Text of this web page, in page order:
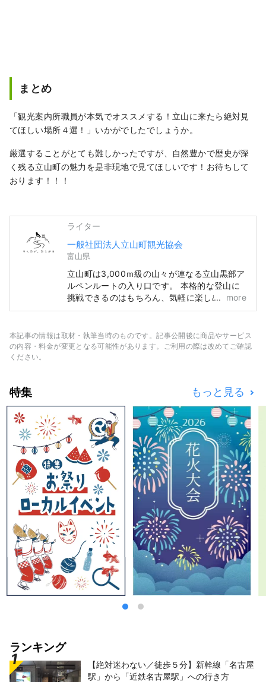
まとめ
「観光案内所職員が本気でオススメする！立山に来たら絶対見
てほしい場所４選！」いかがでしたでしょうか。
厳選することがとても難しかったですが、自然豊かで歴史が深
く残る立山町の魅力を是非現地で見てほしいです！お待ちして
おります！！！
ライター
一般社団法人立山町観光協会
富山県
立山町は3,000ｍ級の山々が連なる立山黒部ア
ルペンルートの入り口です。 本格的な登山に
挑戦できるのはもちろん、気軽に楽しめるルー
トを利用して「雪の大谷」や「黒部ダム」、
単に見に行くことができます。 また、町の各
所では電動アシスト付きマウンテンバイク「E-
富山駅―電鉄富山駅―立山駅 富山地方鉄道の
電鉄富山駅から約１時間 富山駅―電鉄富山駅
―五百石(ごひゃっこく)駅 富山地方鉄道の電
鉄富山駅から約30分 ●車でのアクセス 〈関東
方面から〉 練馬I.C→長岡JCT→立山I.C→立山
駅（約5時間55分） 練馬I.C→藤岡JCT→立山
I.C→立山駅（約６時間10分） 高井戸I.C→立山
I.C→立山駅（約5時間50分） 高井戸I.C→松本
I.C→立山駅（約5時間55分） 〈関西方面か
ら〉 吹田I.C→米原JCT→立山I.C→立山駅（約
5時間45分） 〈名古屋方面から〉 名古屋I.C→
米原JCT→立山I.C→立山駅（約4時間50分）
名古屋I.C→一宮JCT→小矢部砺波JCT→立山
I.C→立山駅（約4時間10分）
more
本記事の情報は取材・執筆当時のものです。記事公開後に商品やサービス
の内容・料金が変更となる可能性があります。ご利用の際は改めてご確認
ください。
特集 もっと見る
ランキング
【絶対迷わない／徒歩５分】新幹線「名古屋
駅」から「近鉄名古屋駅」への行き方